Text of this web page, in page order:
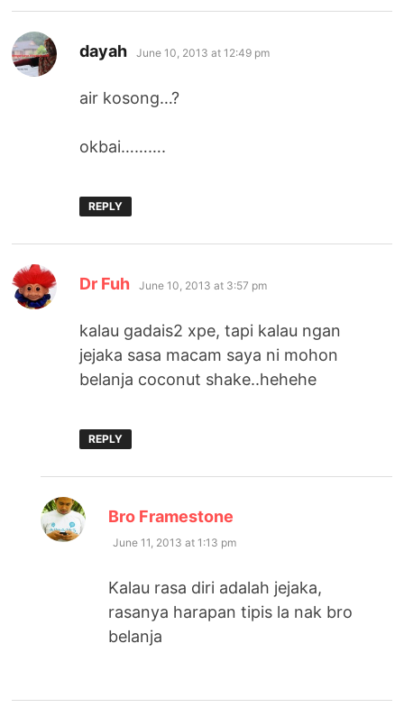
dayah says:
June 10, 2013 at 12:49 pm
air kosong…?
okbai……….
REPLY
Dr Fuh says:
June 10, 2013 at 3:57 pm
kalau gadais2 xpe, tapi kalau ngan
jejaka sasa macam saya ni mohon
belanja coconut shake..hehehe
REPLY
Bro Framestone
June 11, 2013 at 1:13 pm
Kalau rasa diri adalah jejaka,
rasanya harapan tipis la nak bro
belanja